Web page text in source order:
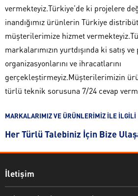
vermekteyiz.Türkiye’de ki projelere
inandığımız ürünlerin Türkiye
müşterilerimize hizmet
markalarımızın yurtdışında ki satış
organizasyonlarını ve ihracatlarını
gerçekleştirmeyiz.Müşterilerimizin
türlü teknik sorusuna 7/24 cevap
MARKALARIMIZ VE ÜRÜNLERİMİZ İLE İLGİLİ
Her Türlü Talebiniz İçin Bize
İletişim